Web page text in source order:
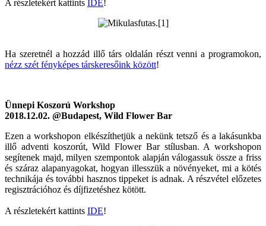
A részletekért kattints IDE!
Ha szeretnél a hozzád illő társ oldalán részt venni a programokon,
nézz szét fényképes társkeresőink között!
Ünnepi Koszorú Workshop
2018.12.02. @Budapest, Wild Flower Bar
Ezen a workshopon elkészíthetjük a nekünk tetsző és a lakásunkba
illő adventi koszorút, Wild Flower Bar stílusban. A workshopon
segítenek majd, milyen szempontok alapján válogassuk össze a friss
és száraz alapanyagokat, hogyan illesszük a növényeket, mi a kötés
technikája és további hasznos tippeket is adnak. A részvétel előzetes
regisztrációhoz és díjfizetéshez kötött.
A részletekért kattints IDE!